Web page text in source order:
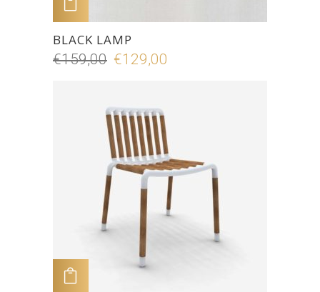
BLACK LAMP
€159,00 €129,00